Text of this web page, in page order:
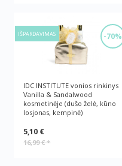
-70%
IŠPARDAVIMAS
IDC INSTITUTE vonios rinkinys
Vanilla & Sandalwood
kosmetinėje (dušo želė, kūno
losjonas, kempinė)
5,10 €
16,99 €*